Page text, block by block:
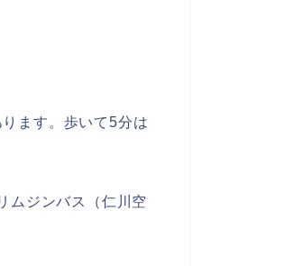
ます。歩いて5分は
ムジンバス（仁川空